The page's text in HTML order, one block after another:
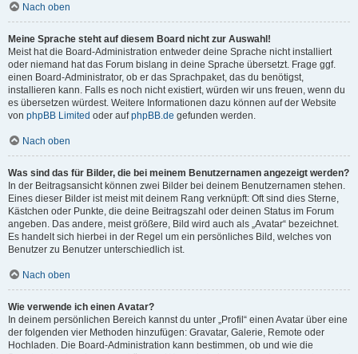
Nach oben
Meine Sprache steht auf diesem Board nicht zur Auswahl!
Meist hat die Board-Administration entweder deine Sprache nicht installiert
oder niemand hat das Forum bislang in deine Sprache übersetzt. Frage ggf.
einen Board-Administrator, ob er das Sprachpaket, das du benötigst,
installieren kann. Falls es noch nicht existiert, würden wir uns freuen, wenn du
es übersetzen würdest. Weitere Informationen dazu können auf der Website
von phpBB Limited oder aufphpBB.de gefunden werden.
Nach oben
Was sind das für Bilder, die bei meinem Benutzernamen angezeigt werden?
In der Beitragsansicht können zwei Bilder bei deinem Benutzernamen stehen.
Eines dieser Bilder ist meist mit deinem Rang verknüpft: Oft sind dies Sterne,
Kästchen oder Punkte, die deine Beitragszahl oder deinen Status im Forum
angeben. Das andere, meist größere, Bild wird auch als „Avatar“ bezeichnet.
Es handelt sich hierbei in der Regel um ein persönliches Bild, welches von
Benutzer zu Benutzer unterschiedlich ist.
Nach oben
Wie verwende ich einen Avatar?
In deinem persönlichen Bereich kannst du unter „Profil“ einen Avatar über eine
der folgenden vier Methoden hinzufügen: Gravatar, Galerie, Remote oder
Hochladen. Die Board-Administration kann bestimmen, ob und wie die